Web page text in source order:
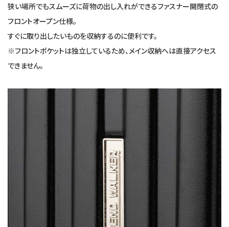
狭い場所でもスムーズに荷物の出し入れができるファスナー開閉式の
フロントオープン仕様。
すぐに取り出したいものを収納するのに便利です。
※フロントポケットは独立しているため、メイン収納へは直接アクセス
できません。